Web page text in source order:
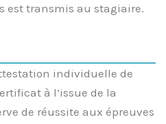
est transmis au stagiaire.
individuelle de
à l’issue de la
de réussite aux épreuves